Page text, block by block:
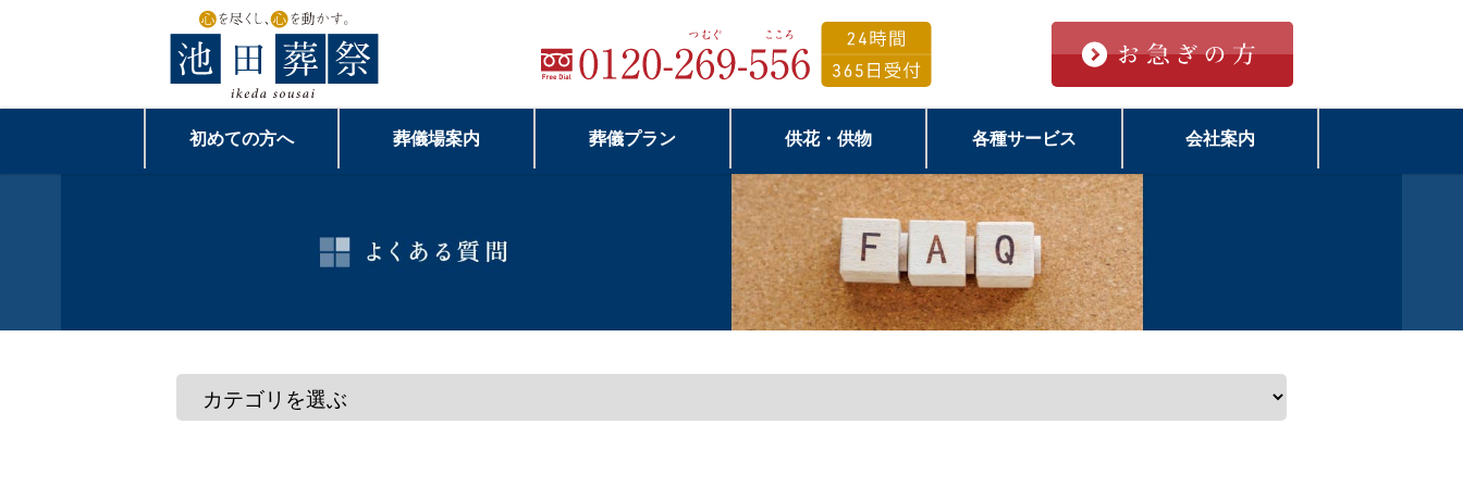
初めての方へ 葬儀場案内 葬儀プラン 供花・供物 各種サービス 会社案内